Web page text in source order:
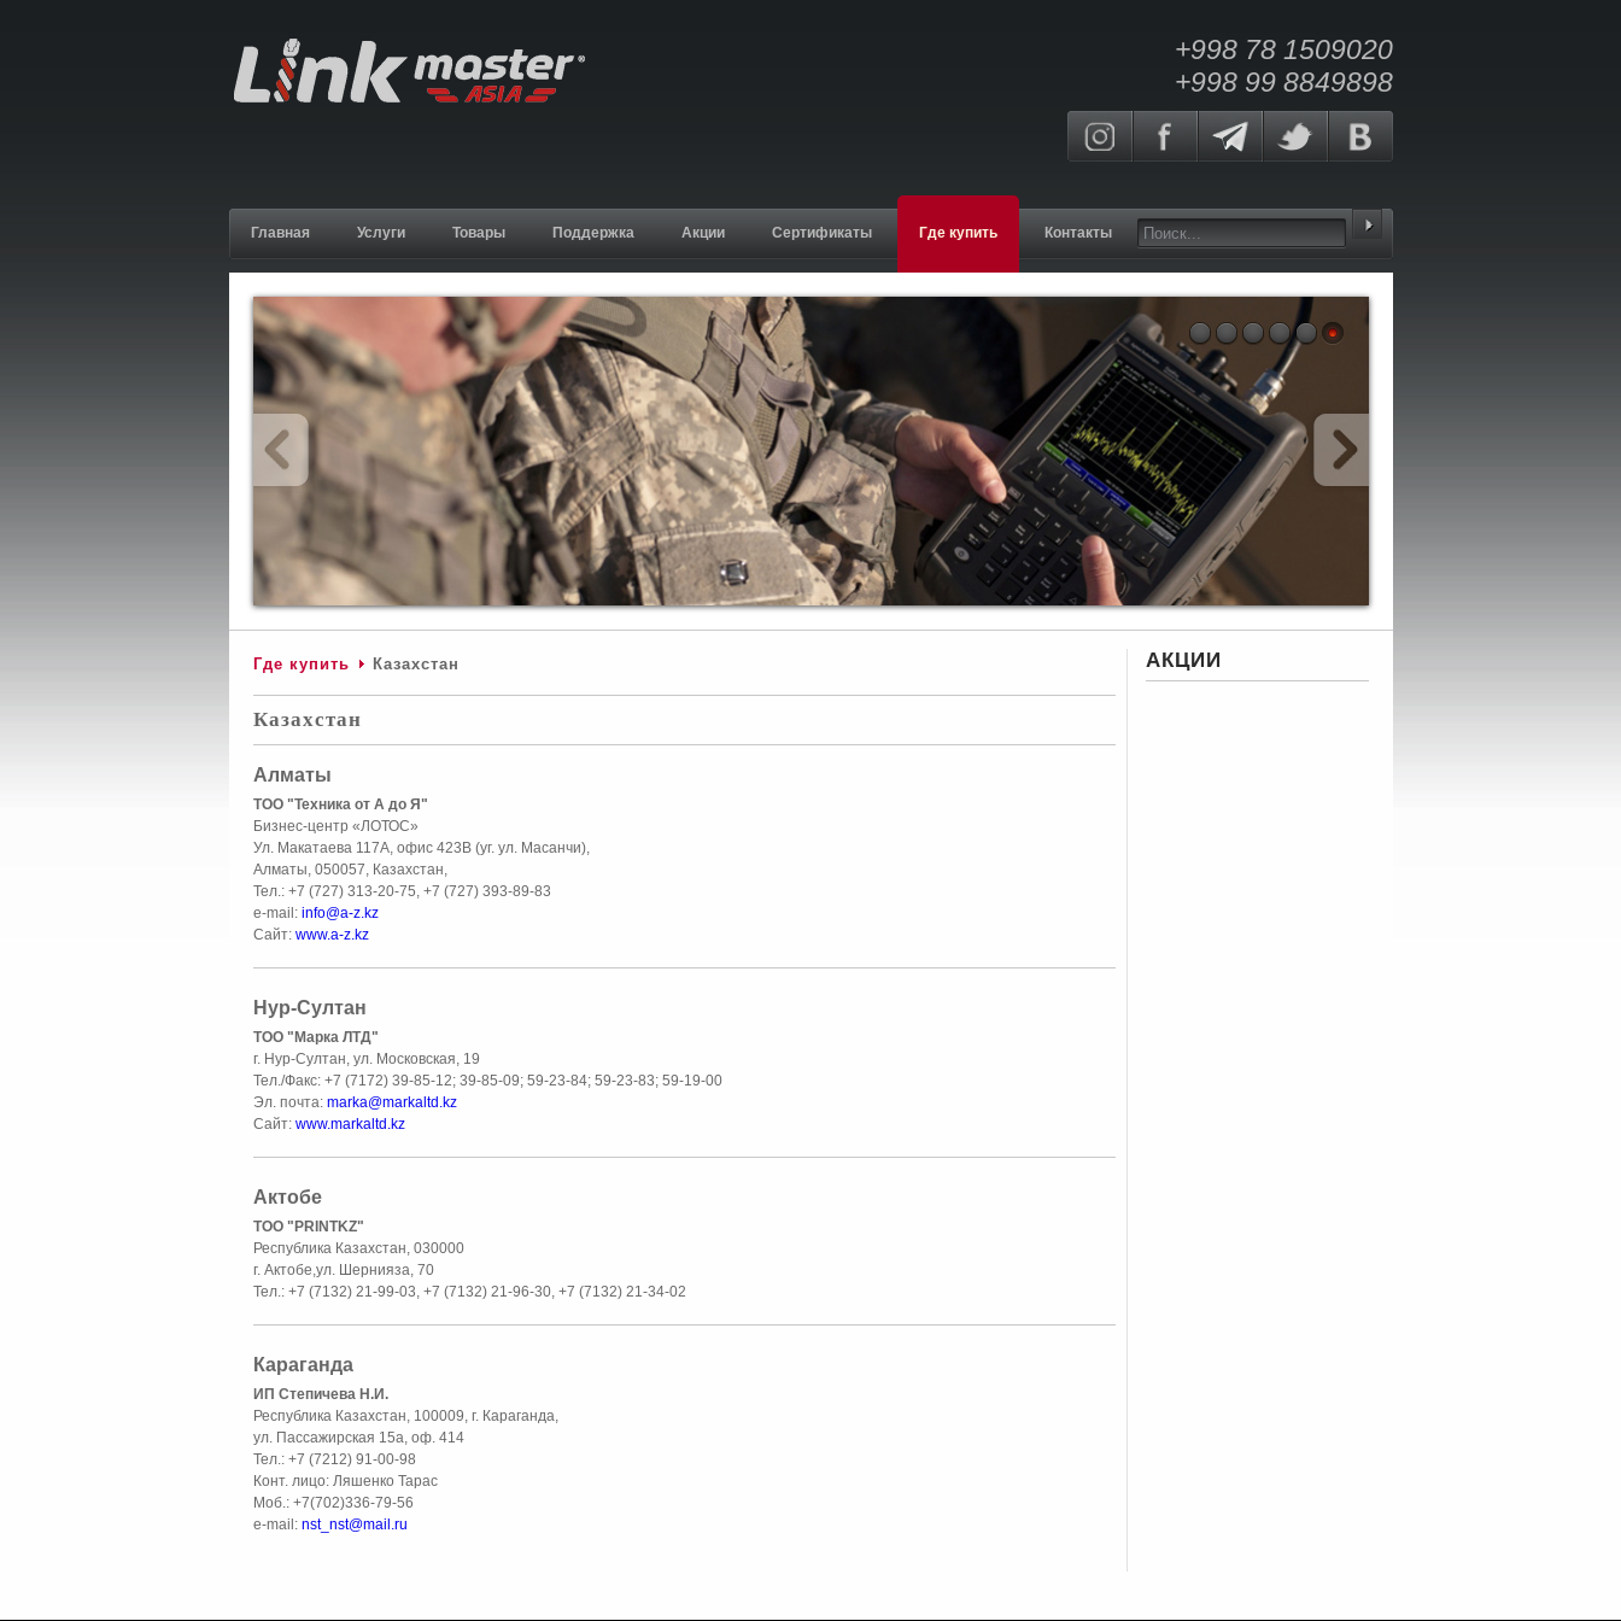
+998 78 1509020
+998 99 8849898
Главная Услуги Товары Поддержка Акции Сертификаты Где купить Контакты
Где купить Казахстан
Казахстан
Алматы
ТОО "Техника от А до Я"
Бизнес-центр «ЛОТОС»
Ул. Макатаева 117А, офис 423В (уг. ул. Масанчи),
Алматы, 050057, Казахстан,
Тел.: +7 (727) 313-20-75, +7 (727) 393-89-83
e-mail: info@a-z.kz
Сайт: www.a-z.kz
Нур-Султан
ТОО "Марка ЛТД"
г. Нур-Султан, ул. Московская, 19
Тел./Факс: +7 (7172) 39-85-12; 39-85-09; 59-23-84; 59-23-83; 59-19-00
Эл. почта: marka@markaltd.kz
Сайт: www.markaltd.kz
Актобе
ТОО "PRINTKZ"
Республика Казахстан, 030000
г. Актобе,ул. Шернияза, 70
Тел.: +7 (7132) 21-99-03, +7 (7132) 21-96-30, +7 (7132) 21-34-02
Караганда
ИП Степичева Н.И.
Республика Казахстан, 100009, г. Караганда,
ул. Пассажирская 15а, оф. 414
Тел.: +7 (7212) 91-00-98
Конт. лицо: Ляшенко Тарас
Моб.: +7(702)336-79-56
e-mail: nst_nst@mail.ru
АКЦИИ